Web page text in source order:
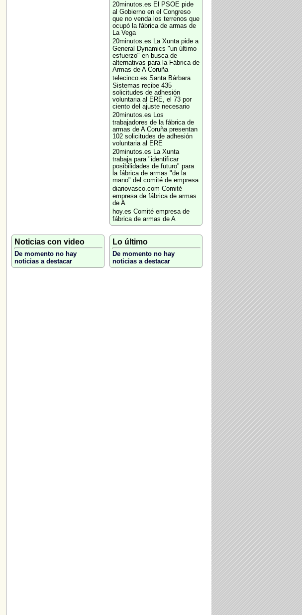
20minutos.es El PSOE pide
al Gobierno en el Congreso
que no venda los terrenos que
ocupó la fábrica de armas de
La Vega
20minutos.es La Xunta pide a
General Dynamics "un último
esfuerzo" en busca de
alternativas para la Fábrica de
Armas de A Coruña
telecinco.es Santa Bárbara
Sistemas recibe 435
solicitudes de adhesión
voluntaria al ERE, el 73 por
ciento del ajuste necesario
20minutos.es Los
trabajadores de la fábrica de
armas de A Coruña presentan
102 solicitudes de adhesión
voluntaria al ERE
20minutos.es La Xunta
trabaja para "identificar
posibilidades de futuro" para
la fábrica de armas "de la
mano" del comité de empresa
diariovasco.com Comité
empresa de fábrica de armas
de A
hoy.es Comité empresa de
fábrica de armas de A
Noticias con video
De momento no hay
noticias a destacar
Lo último
De momento no hay
noticias a destacar